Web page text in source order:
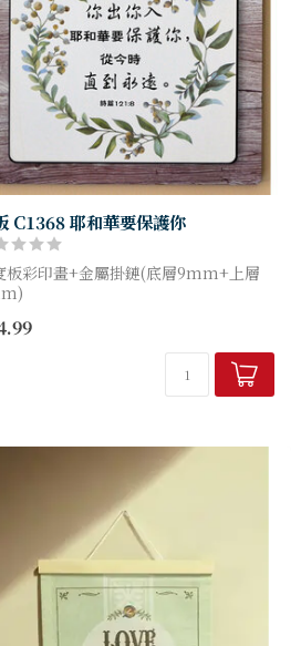
C1368 耶和華要保護你
板彩印畫+金屬掛鏈(底層9mm+上層